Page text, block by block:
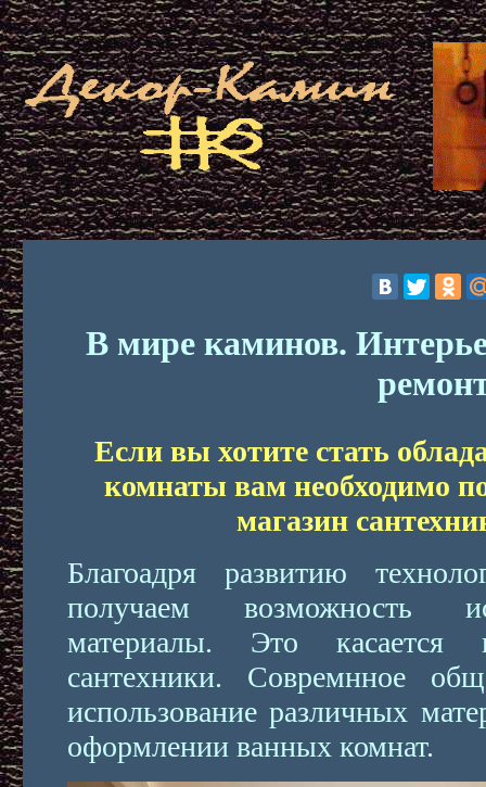
В мире каминов.
Если вы хотите стать
комнаты вам необходимо
магазин
Благоадря развитию
получаем возможность
материалы. Это касается
сантехники. Совремнное
использование различных
оформлении ванных комнат.